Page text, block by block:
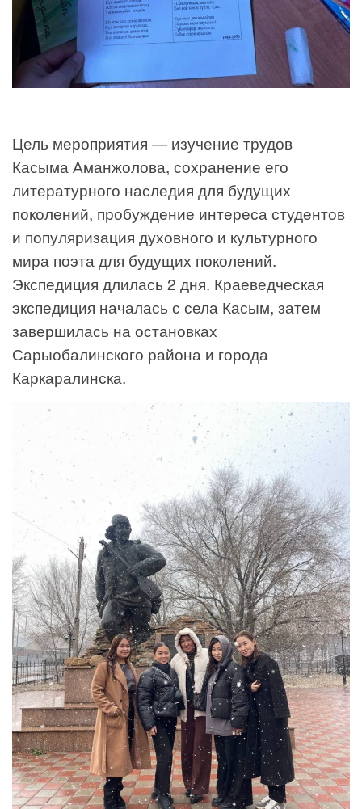
Цель мероприятия — изучение трудов
Касыма Аманжолова, сохранение его
литературного наследия для будущих
поколений, пробуждение интереса студентов
и популяризация духовного и культурного
мира поэта для будущих поколений.
Экспедиция длилась 2 дня. Краеведческая
экспедиция началась с села Касым, затем
завершилась на остановках
Сарыобалинского района и города
Каркаралинска.